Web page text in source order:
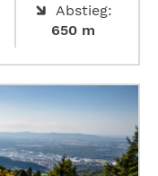
Abstieg:
650 m